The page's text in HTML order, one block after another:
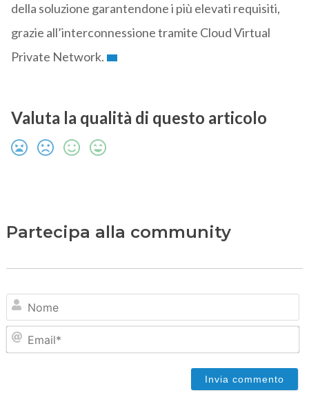
della soluzione garantendone i più elevati requisiti,
grazie all’interconnessione tramite Cloud Virtual
Private Network.
Valuta la qualità di questo articolo
Partecipa alla community